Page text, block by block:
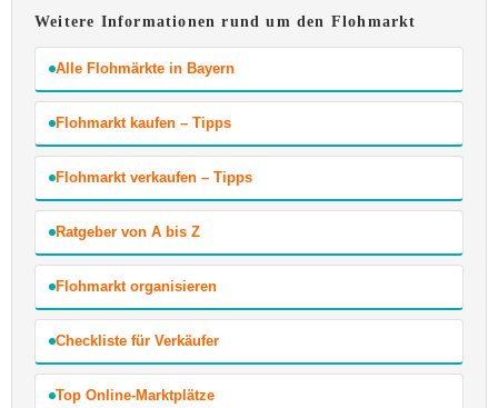
Weitere Informationen rund um den Flohmarkt
Alle Flohmärkte in Bayern
Flohmarkt kaufen – Tipps
Flohmarkt verkaufen – Tipps
Ratgeber von A bis Z
Flohmarkt organisieren
Checkliste für Verkäufer
Top Online-Marktplätze